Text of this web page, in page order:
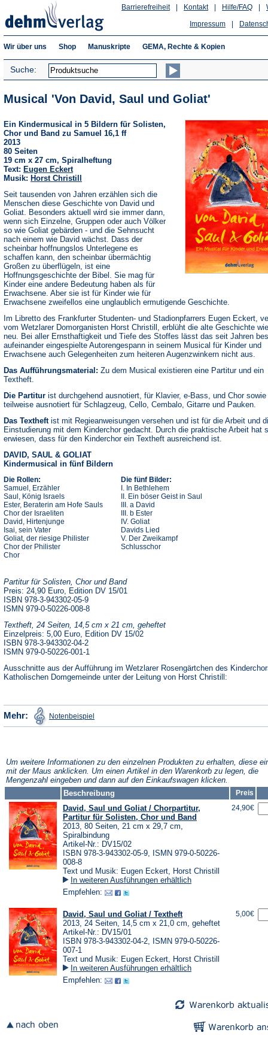
Hilfe/FAQ
Kontakt
Barrierefreiheit
Impressum
Wir über uns Shop Manuskripte GEMA, Rechte & Kopien
Suche:
Musical 'Von David, Saul und Goliat'
Ein Kindermusical in 5 Bildern für Solisten,
Chor und Band zu Samuel 16,1 ff
2013
80 Seiten
19 cm x 27 cm, Spiralheftung
Text: Eugen Eckert
Musik: Horst Christill
Seit tausenden von Jahren erzählen sich die
Menschen diese Geschichte von David und
Goliat. Besonders aktuell wird sie immer dann,
wenn sich Einzelne, Gruppen oder auch Völker
so wie Goliat gebärden - und die Sehnsucht
nach einem wie David wächst. Dass der
scheinbar hoffnungslos Unterlegene es
schaffen kann, den scheinbar übermächtig
Großen zu überflügeln, ist eine
Hoffnungsgeschichte der Bibel. Sie mag für
Kinder eine andere Bedeutung haben als für
Erwachsene. Aber sie ist für Kinder wie für
Erwachsene zweifellos eine unglaublich ermutigende Geschichte.
Im Libretto des Frankfurter Studenten- und Stadionpfarrers Eugen Eckert,
vom Wetzlarer Domorganisten Horst Christill, erblüht die alte Geschichte
neu. Bei aller Ernsthaftigkeit und Tiefe des Stoffes lässt das seit Jahren
aufeinander eingespielte Autorengespann in seinem Musical für Kinder und
Erwachsene auch Gelegenheiten zum heiteren Augenzwinkern nicht aus.
Das Aufführungsmaterial: Zu dem Musical existieren eine Partitur und ein
Textheft.
Die Partitur ist durchgehend ausnotiert, für Klavier, e-Bass, und Chor sowie
teilweise ausnotiert für Schlagzeug, Cello, Cembalo, Gitarre und Pauken.
Das Textheftist mit Regieanweisungen versehen und ist für die Arbeit und
Einstudierung mit dem Kinderchor gedacht. Durch die praktische Arbeit hat
erwiesen, dass für den Kinderchor ein Textheft ausreichend ist.
DAVID, SAUL & GOLIAT
Kindermusical in fünf Bildern
Die Rollen:
Samuel, Erzähler
Saul, König Israels
Ester, Beraterin am Hofe Sauls
Chor der Israeliten
David, Hirtenjunge
Isai, sein Vater
Goliat, der riesige Philister
Chor der Philister
Chor
Die fünf Bilder:
I. In Bethlehem
II. Ein böser Geist in Saul
III. a David
III. b Ester
IV. Goliat
Davids Lied
V. Der Zweikampf
Schlusschor
Partitur für Solisten, Chor und Band
Preis: 24,90 Euro, Edition DV 15/01
ISBN 978-3-943302-05-9
ISMN 979-0-50226-008-8
Textheft, 24 Seiten, 14,5 cm x 21 cm, geheftet
Einzelpreis: 5,00 Euro, Edition DV 15/02
ISBN 978-3-943302-04-2
ISMN 979-0-50226-001-1
Ausschnitte aus der Aufführung im Wetzlarer Rosengärtchen des
Katholischen Domgemeinde unter der Leitung von Horst Christill:
Mehr: Notenbeispiel in
einem
Um weitere Informationen zu den einzelnen Produkten zu erhalten, diese
mit der Maus anklicken. Um einen Artikel in den Warenkorb zu legen, die
Mengenzahl eingeben und dann auf den Einkaufswagen klicken.
Beschreibung
Preis
David, Saul und Goliat / Chorpartitur,
Partitur für Solisten, Chor und Band
2013, 80 Seiten, 21 cm x 29,7 cm,
Spiralbindung
Artikel-Nr.: DV15/02
ISBN 978-3-943302-05-9, ISMN 979-0-50226-
008-8
Text und Musik: Eugen Eckert, Horst Christill
In weiteren Ausführungen erhältlich
Empfehlen:
24,90€
David, Saul und Goliat / Textheft
2013, 24 Seiten, 14,5 cm x 21,0 cm, geheftet
Artikel-Nr.: DV15/01
ISBN 978-3-943302-04-2, ISMN 979-0-50226-
007-1
Text und Musik: Eugen Eckert, Horst Christill
In weiteren Ausführungen erhältlich
Empfehlen:
5,00€